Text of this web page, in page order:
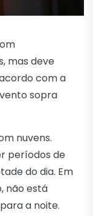
mas deve
com a
sopra
nuvens.
períodos de
do dia. Em
não está
a noite.